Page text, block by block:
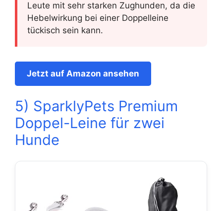
Leute mit sehr starken Zughunden, da die
Hebelwirkung bei einer Doppelleine
tückisch sein kann.
Jetzt auf Amazon ansehen
5) SparklyPets Premium
Doppel-Leine für zwei
Hunde